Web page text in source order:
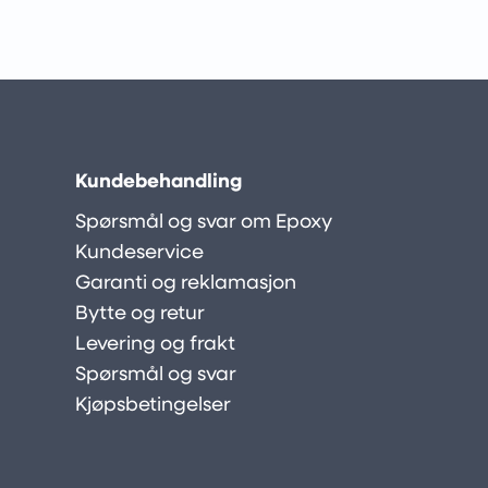
Kundebehandling
Spørsmål og svar om Epoxy
Kundeservice
Garanti og reklamasjon
Bytte og retur
Levering og frakt
Spørsmål og svar
Kjøpsbetingelser